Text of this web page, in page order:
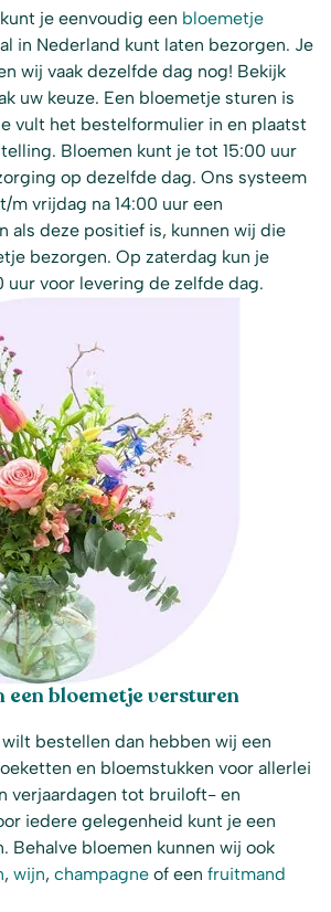
je eenvoudig een bloemetje
in Nederland kunt laten bezorgen. Je
wij vaak dezelfde dag nog! Bekijk
uw keuze. Een bloemetje sturen is
vult het bestelformulier in en plaatst
Bloemen kunt je tot 15:00 uur
op dezelfde dag. Ons systeem
m vrijdag na 14:00 uur een
als deze positief is, kunnen wij die
bezorgen. Op zaterdag kun je
uur voor levering de zelfde dag.
een bloemetje versturen
wilt bestellen dan hebben wij een
en bloemstukken voor allerlei
verjaardagen tot bruiloft- en
iedere gelegenheid kunt je een
Behalve bloemen kunnen wij ook
, wijn, champagne of een fruitmand